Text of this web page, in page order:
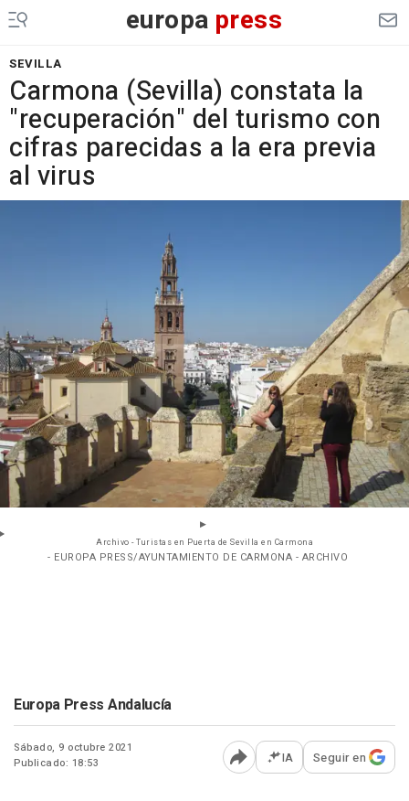
europa press
SEVILLA
Carmona (Sevilla) constata la
"recuperación" del turismo con
cifras parecidas a la era previa
al virus
Archivo - Turistas en Puerta de Sevilla en Carmona
- EUROPA PRESS/AYUNTAMIENTO DE CARMONA - ARCHIVO
Europa Press Andalucía
Sábado, 9 octubre 2021
Publicado: 18:53
Abrir opciones para
IA Seguir en